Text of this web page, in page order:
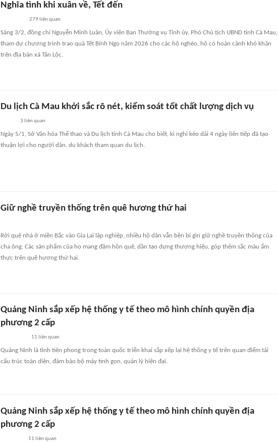
Nghĩa tình khi xuân về, Tết đến
279 liên quan
Sáng 3/2, đồng chí Nguyễn Minh Luân, Ủy viên Ban Thường vụ Tỉnh ủy, Phó Chủ tịch UBND tỉnh Cà Mau,
tham dự chương trình trao quà Tết Bính Ngọ năm 2026 cho các hộ nghèo, hộ có hoàn cảnh khó khăn
trên địa bàn xã Tân Lộc.
Du lịch Cà Mau khởi sắc rõ nét, kiểm soát tốt chất lượng dịch vụ
3 liên quan
Ngày 5/1, Sở Văn hóa Thể thao và Du lịch tỉnh Cà Mau cho biết, kì nghỉ kéo dài 4 ngày liên tiếp đã tạo
thuận lợi cho người dân, du khách tham quan du lịch.
Giữ nghề truyền thống trên quê hương thứ hai
Rời quê nhà ở miền Bắc vào Gia Lai lập nghiệp, nhiều hộ dân vẫn bền bỉ gìn giữ nghề truyền thống của
cha ông. Các sản phẩm của họ mang đậm hồn quê, dần tạo dựng thương hiệu, góp thêm sắc màu ẩm
thực trên quê hương thứ hai.
Quảng Ninh sắp xếp hệ thống y tế theo mô hình chính quyền địa
phương 2 cấp
11 liên quan
Quảng Ninh là tỉnh tiên phong trong toàn quốc triển khai sắp xếp lại hệ thống y tế trên quan điểm tái
cấu trúc toàn diện, đảm bảo bộ máy tinh gọn, quản lý hiện đại.
Quảng Ninh sắp xếp hệ thống y tế theo mô hình chính quyền địa
phương 2 cấp
11 liên quan